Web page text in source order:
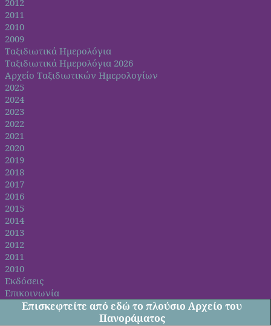
2012
2011
2010
2009
Ταξιδιωτικά Ημερολόγια
Ταξιδιωτικά Ημερολόγια 2026
Αρχείο Ταξιδιωτικών Ημερολογίων
2025
2024
2023
2022
2021
2020
2019
2018
2017
2016
2015
2014
2013
2012
2011
2010
Εκδόσεις
Επικοινωνία
Επισκεφτείτε από εδώ το πλούσιο Αρχείο του
Πανοράματος